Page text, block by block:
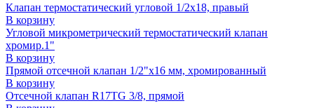
Клапан термостатический угловой 1/2x18, правый
В корзину
Угловой микрометрический термостатический клапан
хромир.1"
В корзину
Прямой отсечной клапан 1/2"x16 мм, хромированный
В корзину
Отсечной клапан R17TG 3/8, прямой